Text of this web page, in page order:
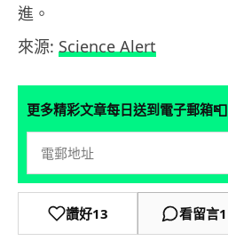
進。
來源: Science Alert
更多精彩文章每日送到電子郵箱📮
讚好13 看留言1